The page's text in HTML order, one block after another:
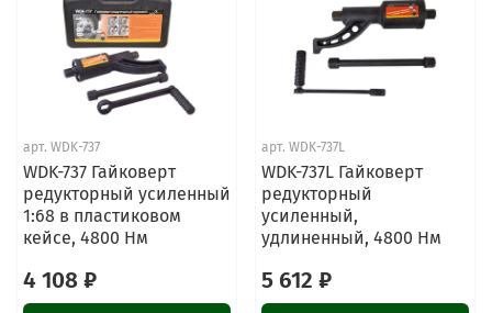
арт. WDK-737
WDK-737 Гайковерт
редукторный усиленный
1:68 в пластиковом
кейсе, 4800 Нм
4 108 ₽
арт. WDK-737L
WDK-737L Гайковерт
редукторный
усиленный,
удлиненный, 4800 Нм
5 612 ₽